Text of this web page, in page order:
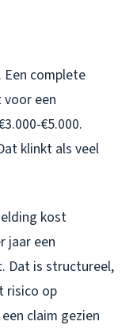
Een complete
een
€5.000.
klinkt als veel
kost
jaar een
Dat is structureel,
risico op
claim gezien